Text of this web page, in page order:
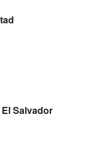
Salvador